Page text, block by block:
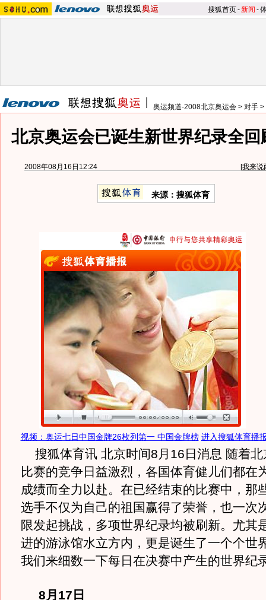
搜狐首页-新闻 -
奥运频道-2008北京奥运会 > 对手 >
北京奥运会已诞生新世界纪录全回
2008年08月16日12:24 [我来说
来源：搜狐体育
视频：奥运七日中国金牌26枚列第一 中国金牌榜 进入搜狐体育播
搜狐体育讯 北京时间8月16日消息 随着北
比赛的竞争日益激烈，各国体育健儿们都在
成绩而全力以赴。在已经结束的比赛中，那
选手不仅为自己的祖国赢得了荣誉，也一次
限发起挑战，多项世界纪录均被刷新。尤其
进的游泳馆水立方内，更是诞生了一个个世
我们来细数一下每日在决赛中产生的世界纪
8月17日